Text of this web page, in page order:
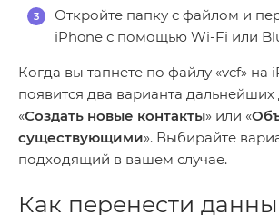
Откройте папку с файлом и
iPhone с помощью Wi-Fi или
Когда вы тапнете по файлу «vcf» на
появится два варианта дальнейших
«Создать новые контакты» или «
существующими». Выбирайте
подходящий в вашем случае.
Как перенести